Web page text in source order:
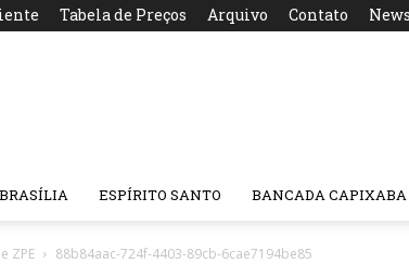
Tabela de Preços Arquivo Contato
BRASÍLIA ESPÍRITO SANTO BANCADA CAPIXABA
ZPE 88b84aac-724f-4403-89cb-6cae7194be85